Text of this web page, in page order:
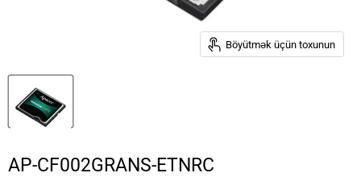
Böyütmək üçün toxunun
AP-CF002GRANS-ETNRC